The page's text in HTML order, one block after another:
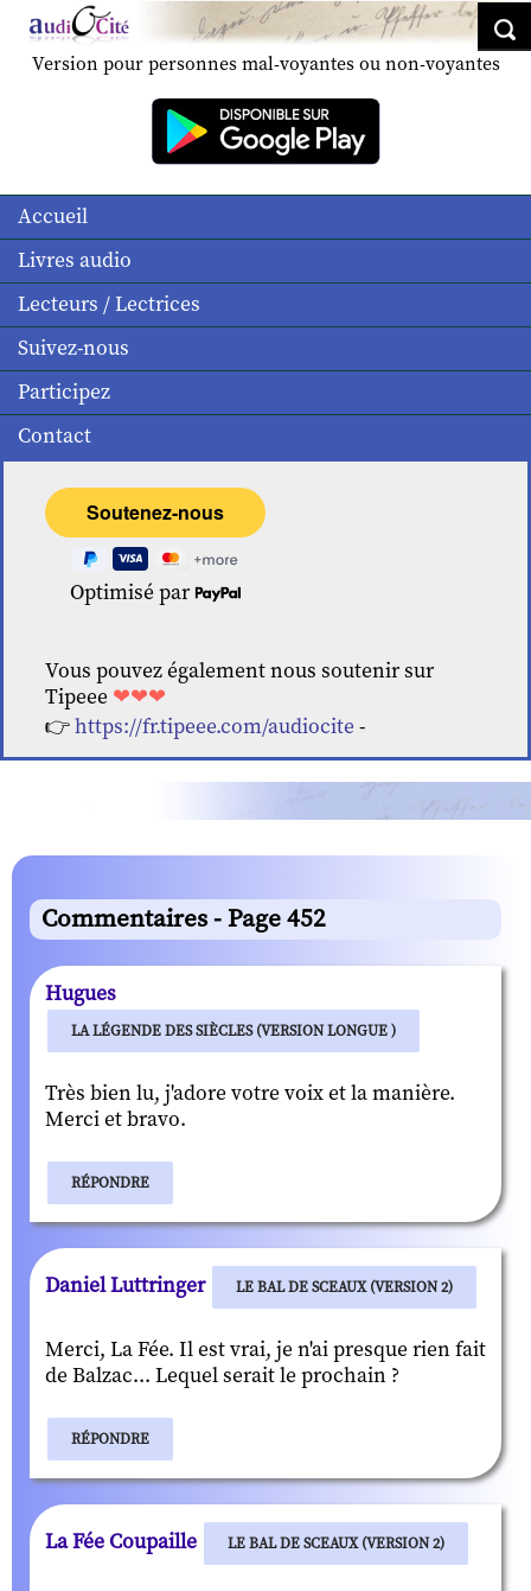
Version pour personnes mal-voyantes ou non-voyantes
Accueil
Livres audio
Lecteurs / Lectrices
Suivez-nous
Participez
Contact
Optimisé par
Vous pouvez également nous soutenir sur
Tipeee ❤❤❤
👉https://fr.tipeee.com/audiocite -
Commentaires - Page 452
Hugues
LA LÉGENDE DES SIÈCLES (VERSION LONGUE )
Très bien lu, j'adore votre voix et la manière.
Merci et bravo.
RÉPONDRE
Daniel Luttringer LE BAL DE SCEAUX (VERSION 2)
Merci, La Fée. Il est vrai, je n'ai presque rien fait
de Balzac... Lequel serait le prochain ?
RÉPONDRE
La Fée Coupaille LE BAL DE SCEAUX (VERSION 2)